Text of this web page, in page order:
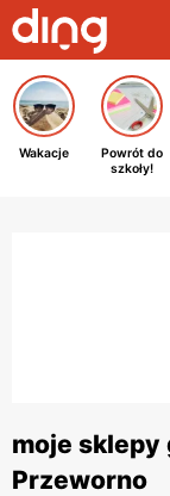
Wakacje
Powrót do
szkoły!
moje sklepy
Przeworno